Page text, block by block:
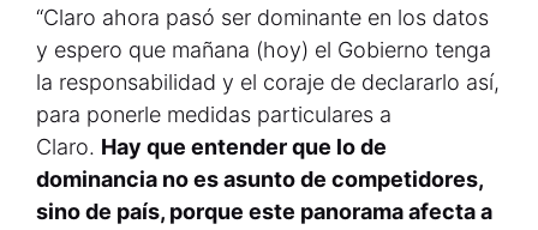
“Claro ahora pasó ser dominante en los datos
y espero que mañana (hoy) el Gobierno tenga
la responsabilidad y el coraje de declararlo así,
para ponerle medidas particulares a
Claro. Hay que entender que lo de
dominancia no es asunto de competidores,
sino de país, porque este panorama afecta a